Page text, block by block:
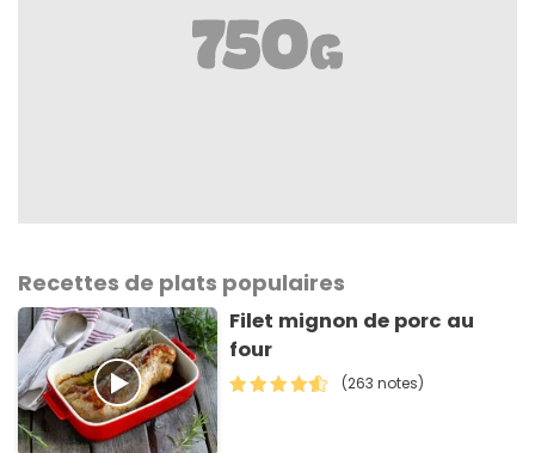
Recettes de plats populaires
Filet mignon de porc au
four
(263 notes)